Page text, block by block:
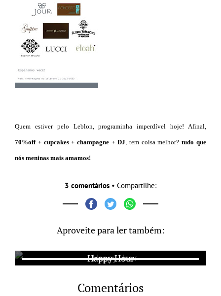
Quem estiver pelo Leblon, programinha imperdível hoje! Afinal,
70%off + cupcakes + champagne + DJ , tem coisa melhor?tudo que
nós meninas mais amamos!
3 comentários • Compartilhe:
Aproveite para ler também:
Happy Hour
Comentários